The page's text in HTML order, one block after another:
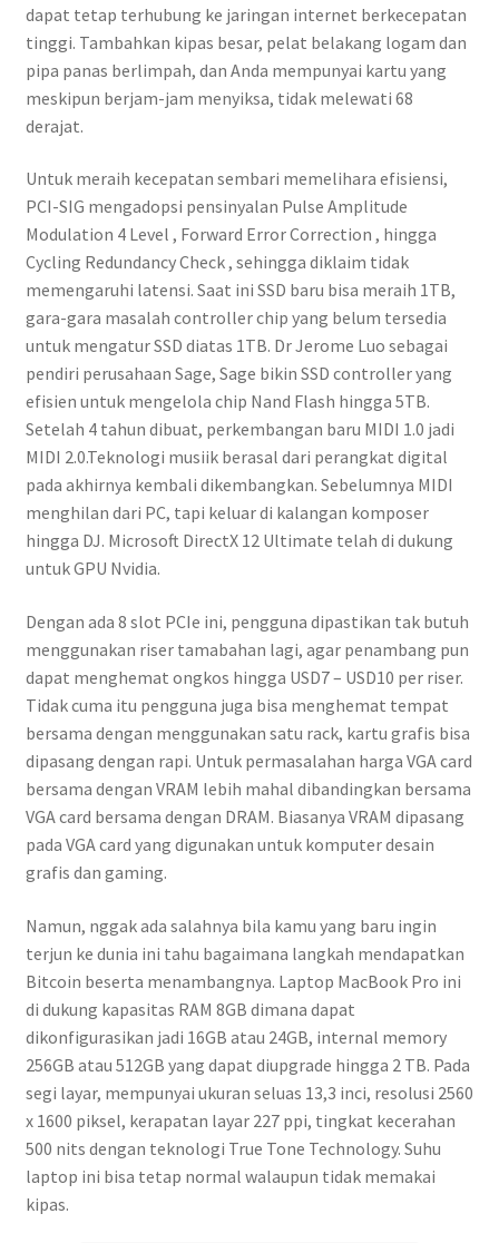
dapat tetap terhubung ke jaringan internet berkecepatan
tinggi. Tambahkan kipas besar, pelat belakang logam dan
pipa panas berlimpah, dan Anda mempunyai kartu yang
meskipun berjam-jam menyiksa, tidak melewati 68
derajat.
Untuk meraih kecepatan sembari memelihara efisiensi,
PCI-SIG mengadopsi pensinyalan Pulse Amplitude
Modulation 4 Level , Forward Error Correction , hingga
Cycling Redundancy Check , sehingga diklaim tidak
memengaruhi latensi. Saat ini SSD baru bisa meraih 1TB,
gara-gara masalah controller chip yang belum tersedia
untuk mengatur SSD diatas 1TB. Dr Jerome Luo sebagai
pendiri perusahaan Sage, Sage bikin SSD controller yang
efisien untuk mengelola chip Nand Flash hingga 5TB.
Setelah 4 tahun dibuat, perkembangan baru MIDI 1.0 jadi
MIDI 2.0.Teknologi musiik berasal dari perangkat digital
pada akhirnya kembali dikembangkan. Sebelumnya MIDI
menghilan dari PC, tapi keluar di kalangan komposer
hingga DJ. Microsoft DirectX 12 Ultimate telah di dukung
untuk GPU Nvidia.
Dengan ada 8 slot PCIe ini, pengguna dipastikan tak butuh
menggunakan riser tamabahan lagi, agar penambang pun
dapat menghemat ongkos hingga USD7 – USD10 per riser.
Tidak cuma itu pengguna juga bisa menghemat tempat
bersama dengan menggunakan satu rack, kartu grafis bisa
dipasang dengan rapi. Untuk permasalahan harga VGA card
bersama dengan VRAM lebih mahal dibandingkan bersama
VGA card bersama dengan DRAM. Biasanya VRAM dipasang
pada VGA card yang digunakan untuk komputer desain
grafis dan gaming.
Namun, nggak ada salahnya bila kamu yang baru ingin
terjun ke dunia ini tahu bagaimana langkah mendapatkan
Bitcoin beserta menambangnya. Laptop MacBook Pro ini
di dukung kapasitas RAM 8GB dimana dapat
dikonfigurasikan jadi 16GB atau 24GB, internal memory
256GB atau 512GB yang dapat diupgrade hingga 2 TB. Pada
segi layar, mempunyai ukuran seluas 13,3 inci, resolusi 2560
x 1600 piksel, kerapatan layar 227 ppi, tingkat kecerahan
500 nits dengan teknologi True Tone Technology. Suhu
laptop ini bisa tetap normal walaupun tidak memakai
kipas.